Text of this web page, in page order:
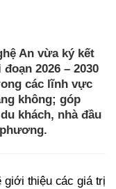
An vừa ký kết
2026 – 2030
các lĩnh vực
không; góp
khách, nhà đầu
giới thiệu các giá trị